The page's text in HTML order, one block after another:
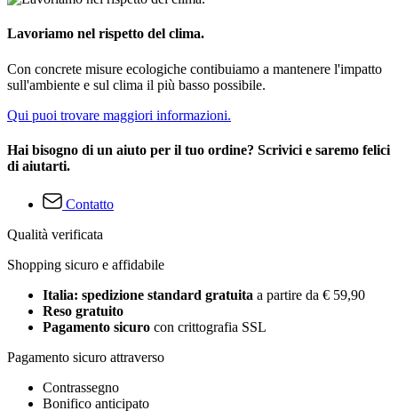
Lavoriamo nel rispetto del clima.
Con concrete misure ecologiche contibuiamo a mantenere l'impatto
sull'ambiente e sul clima il più basso possibile.
Qui puoi trovare maggiori informazioni.
Hai bisogno di un aiuto per il tuo ordine? Scrivici e saremo felici
di aiutarti.
Contatto
Qualità verificata
Shopping sicuro e affidabile
Italia: spedizione standard gratuita a partire da € 59,90
Reso gratuito
Pagamento sicuro con crittografia SSL
Pagamento sicuro attraverso
Contrassegno
Bonifico anticipato